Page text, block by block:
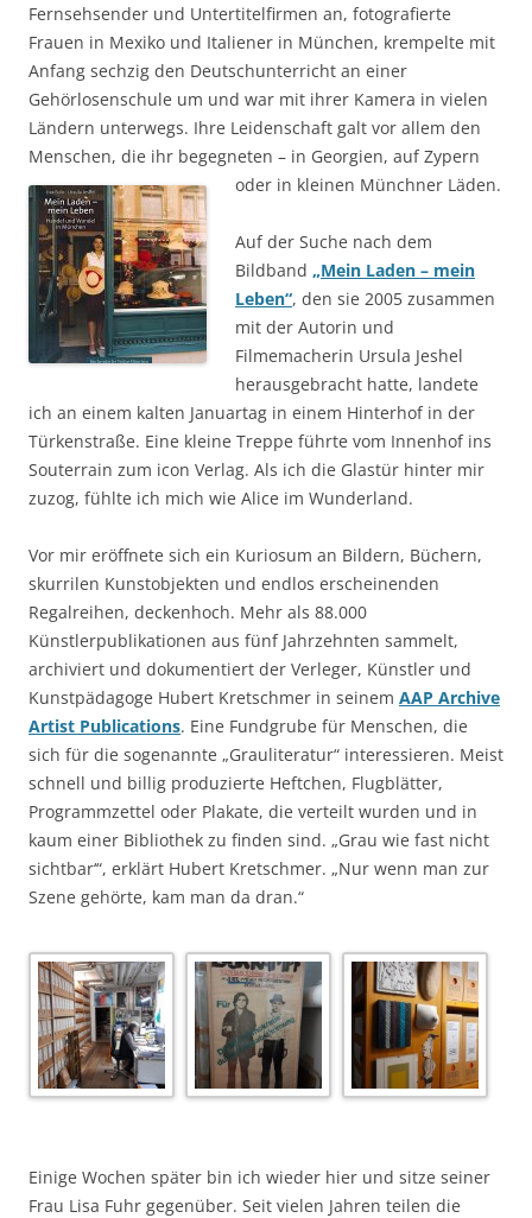
Fernsehsender und Untertitelfirmen an, fotografierte
Frauen in Mexiko und Italiener in München, krempelte mit
Anfang sechzig den Deutschunterricht an einer
Gehörlosenschule um und war mit ihrer Kamera in vielen
Ländern unterwegs. Ihre Leidenschaft galt vor allem den
Menschen, die ihr begegneten – in Georgien, auf Zypern
oder in kleinen Münchner Läden.
Auf der Suche nach dem
Bildband „Mein Laden – mein
Leben“, den sie 2005 zusammen
mit der Autorin und
Filmemacherin Ursula Jeshel
herausgebracht hatte, landete
ich an einem kalten Januartag in einem Hinterhof in der
Türkenstraße. Eine kleine Treppe führte vom Innenhof ins
Souterrain zum icon Verlag. Als ich die Glastür hinter mir
zuzog, fühlte ich mich wie Alice im Wunderland.
Vor mir eröffnete sich ein Kuriosum an Bildern, Büchern,
skurrilen Kunstobjekten und endlos erscheinenden
Regalreihen, deckenhoch. Mehr als 88.000
Künstlerpublikationen aus fünf Jahrzehnten sammelt,
archiviert und dokumentiert der Verleger, Künstler und
Kunstpädagoge Hubert Kretschmer in seinem AAP Archive
Artist Publications. Eine Fundgrube für Menschen, die
sich für die sogenannte „Grauliteratur“ interessieren. Meist
schnell und billig produzierte Heftchen, Flugblätter,
Programmzettel oder Plakate, die verteilt wurden und in
kaum einer Bibliothek zu finden sind. „Grau wie fast nicht
sichtbar‘“, erklärt Hubert Kretschmer. „Nur wenn man zur
Szene gehörte, kam man da dran.“
Einige Wochen später bin ich wieder hier und sitze seiner
Frau Lisa Fuhr gegenüber. Seit vielen Jahren teilen die